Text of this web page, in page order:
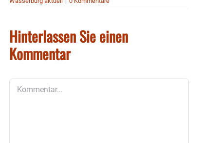
Hinterlassen Sie einen
Kommentar